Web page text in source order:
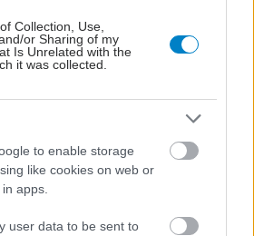
Collection, Use,
or Sharing of my
Is Unrelated with the
it was collected.
to enable storage
like cookies on web or
apps.
user data to be sent to
Loading...